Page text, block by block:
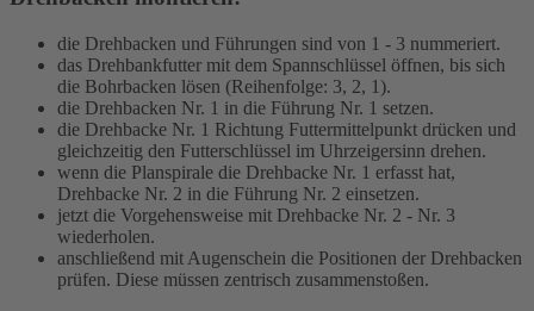
die Drehbacken und Führungen sind von 1 - 3 nummeriert.
das Drehbankfutter mit dem Spannschlüssel öffnen, bis sich
die Bohrbacken lösen (Reihenfolge: 3, 2, 1).
die Drehbacken Nr. 1 in die Führung Nr. 1 setzen.
die Drehbacke Nr. 1 Richtung Futtermittelpunkt drücken und
gleichzeitig den Futterschlüssel im Uhrzeigersinn drehen.
wenn die Planspirale die Drehbacke Nr. 1 erfasst hat,
Drehbacke Nr. 2 in die Führung Nr. 2 einsetzen.
jetzt die Vorgehensweise mit Drehbacke Nr. 2 - Nr. 3
wiederholen.
anschließend mit Augenschein die Positionen der Drehbacken
prüfen. Diese müssen zentrisch zusammenstoßen.